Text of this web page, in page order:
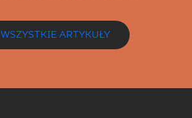
WSZYSTKIE ARTYKUŁY